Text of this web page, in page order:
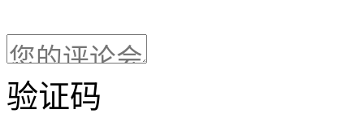
验证码